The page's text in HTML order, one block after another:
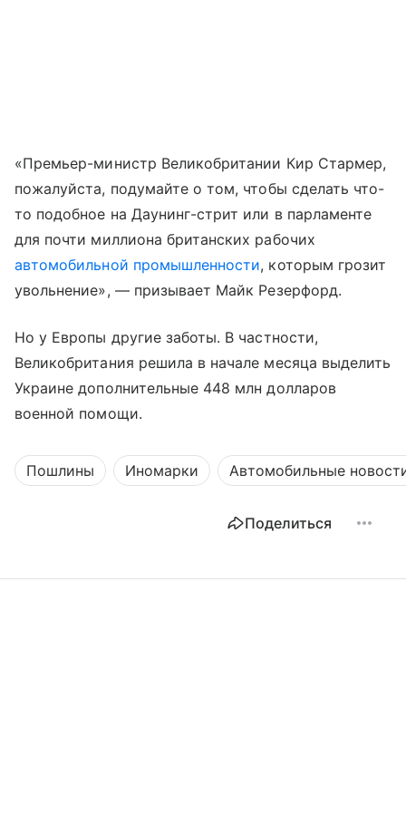
«Премьер-министр Великобритании Кир Стармер,
пожалуйста, подумайте о том, чтобы сделать что-
то подобное на Даунинг-стрит или в парламенте
для почти миллиона британских рабочих
автомобильной промышленности, которым грозит
увольнение», — призывает Майк Резерфорд.
Но у Европы другие заботы. В частности,
Великобритания решила в начале месяца выделить
Украине дополнительные 448 млн долларов
военной помощи.
Пошлины Иномарки Автомобильные
Поделиться